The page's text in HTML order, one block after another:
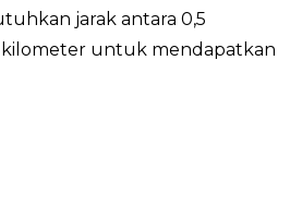
jarak antara 0,5
untuk mendapatkan